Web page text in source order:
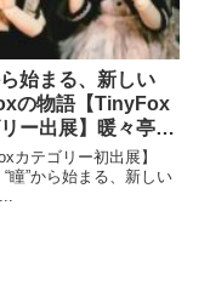
始まる、新しい
の物語【TinyFox
ー出展】暖々亭
向けキラキラ
iDoll初出展です❣
カテゴリー初出展】
瞳”から始まる、新しい